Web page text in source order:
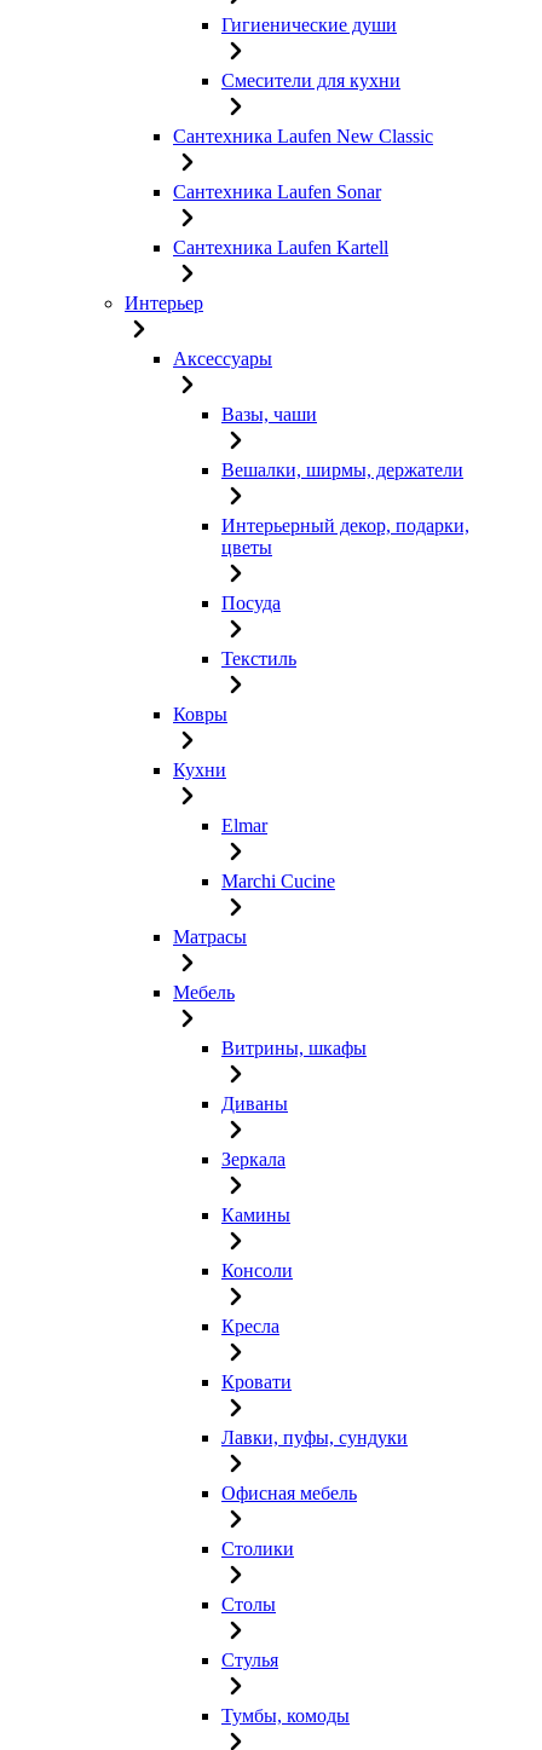
Гигиенические души
Смесители для кухни
Сантехника Laufen New Classic
Сантехника Laufen Sonar
Сантехника Laufen Kartell
Интерьер
Аксессуары
Вазы, чаши
Вешалки, ширмы, держатели
Интерьерный декор, подарки,
цветы
Посуда
Текстиль
Ковры
Кухни
Elmar
Marchi Cucine
Матрасы
Мебель
Витрины, шкафы
Диваны
Зеркала
Камины
Консоли
Кресла
Кровати
Лавки, пуфы, сундуки
Офисная мебель
Столики
Столы
Стулья
Тумбы, комоды